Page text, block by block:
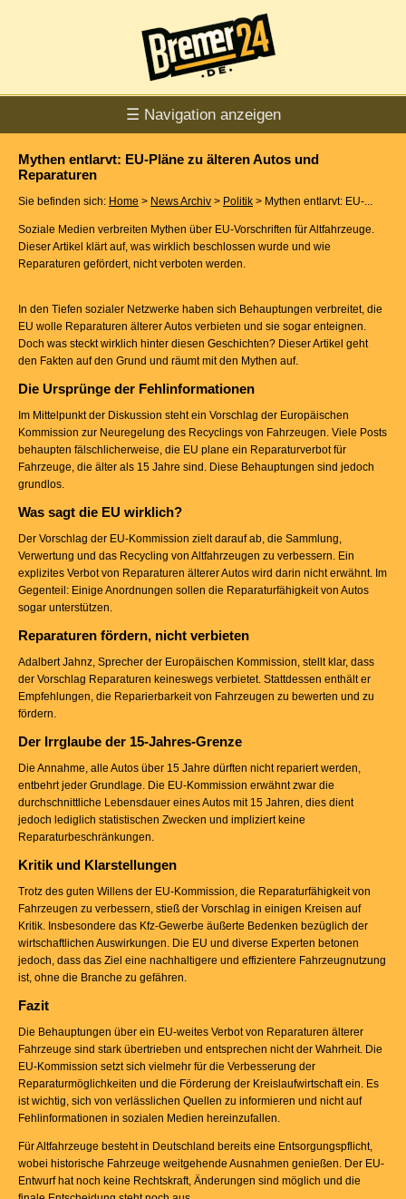
☰ Navigation anzeigen
Mythen entlarvt: EU-Pläne zu älteren Autos und
Reparaturen
Sie befinden sich: Home > News Archiv > Politik > Mythen entlarvt: EU-...
Soziale Medien verbreiten Mythen über EU-Vorschriften für Altfahrzeuge.
Dieser Artikel klärt auf, was wirklich beschlossen wurde und wie
Reparaturen gefördert, nicht verboten werden.
In den Tiefen sozialer Netzwerke haben sich Behauptungen verbreitet, die
EU wolle Reparaturen älterer Autos verbieten und sie sogar enteignen.
Doch was steckt wirklich hinter diesen Geschichten? Dieser Artikel geht
den Fakten auf den Grund und räumt mit den Mythen auf.
Die Ursprünge der Fehlinformationen
Im Mittelpunkt der Diskussion steht ein Vorschlag der Europäischen
Kommission zur Neuregelung des Recyclings von Fahrzeugen. Viele Posts
behaupten fälschlicherweise, die EU plane ein Reparaturverbot für
Fahrzeuge, die älter als 15 Jahre sind. Diese Behauptungen sind jedoch
grundlos.
Was sagt die EU wirklich?
Der Vorschlag der EU-Kommission zielt darauf ab, die Sammlung,
Verwertung und das Recycling von Altfahrzeugen zu verbessern. Ein
explizites Verbot von Reparaturen älterer Autos wird darin nicht erwähnt. Im
Gegenteil: Einige Anordnungen sollen die Reparaturfähigkeit von Autos
sogar unterstützen.
Reparaturen fördern, nicht verbieten
Adalbert Jahnz, Sprecher der Europäischen Kommission, stellt klar, dass
der Vorschlag Reparaturen keineswegs verbietet. Stattdessen enthält er
Empfehlungen, die Reparierbarkeit von Fahrzeugen zu bewerten und zu
fördern.
Der Irrglaube der 15-Jahres-Grenze
Die Annahme, alle Autos über 15 Jahre dürften nicht repariert werden,
entbehrt jeder Grundlage. Die EU-Kommission erwähnt zwar die
durchschnittliche Lebensdauer eines Autos mit 15 Jahren, dies dient
jedoch lediglich statistischen Zwecken und impliziert keine
Reparaturbeschränkungen.
Kritik und Klarstellungen
Trotz des guten Willens der EU-Kommission, die Reparaturfähigkeit von
Fahrzeugen zu verbessern, stieß der Vorschlag in einigen Kreisen auf
Kritik. Insbesondere das Kfz-Gewerbe äußerte Bedenken bezüglich der
wirtschaftlichen Auswirkungen. Die EU und diverse Experten betonen
jedoch, dass das Ziel eine nachhaltigere und effizientere Fahrzeugnutzung
ist, ohne die Branche zu gefähren.
Fazit
Die Behauptungen über ein EU-weites Verbot von Reparaturen älterer
Fahrzeuge sind stark übertrieben und entsprechen nicht der Wahrheit. Die
EU-Kommission setzt sich vielmehr für die Verbesserung der
Reparaturmöglichkeiten und die Förderung der Kreislaufwirtschaft ein. Es
ist wichtig, sich von verlässlichen Quellen zu informieren und nicht auf
Fehlinformationen in sozialen Medien hereinzufallen.
Für Altfahrzeuge besteht in Deutschland bereits eine Entsorgungspflicht,
wobei historische Fahrzeuge weitgehende Ausnahmen genießen. Der EU-
Entwurf hat noch keine Rechtskraft, Änderungen sind möglich und die